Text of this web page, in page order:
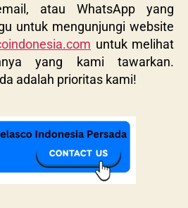
atau WhatsApp yang
untuk mengunjungi website
untuk melihat
yang kami tawarkan.
adalah prioritas kami!